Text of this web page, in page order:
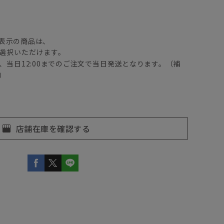
示の商品は、
択いただけます。
当日12:00までのご注文で当日発送となります。（補